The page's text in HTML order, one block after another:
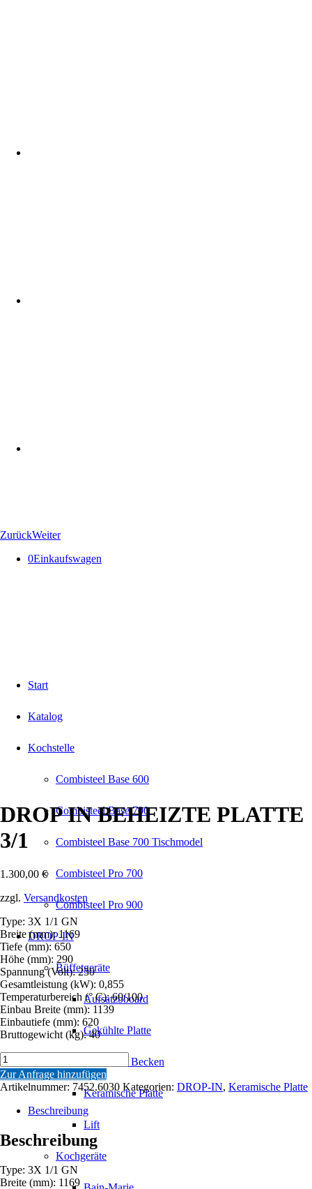
ZurückWeiter
0Einkaufswagen
Start
Katalog
Kochstelle
Combisteel Base 600
Combisteel Base 700
Combisteel Base 700 Tischmodel
Combisteel Pro 700
Combisteel Pro 900
DROP-IN
Büffetgeräte
Aufsatzbboard
Gekühlte Platte
Gekühltes Becken
Keramische Platte
Lift
Kochgeräte
DROP IN BEHEIZTE PLATTE
3/1
1.300,00 €
zzgl. Versandkosten
Type: 3X 1/1 GN
Breite (mm): 1169
Tiefe (mm): 650
Höhe (mm): 290
Spannung (Volt): 230
Gesamtleistung (kW): 0,855
Temperaturbereich (° C): 60/100
Einbau Breite (mm): 1139
Einbautiefe (mm): 620
Bruttogewicht (kg): 40
DROP
IN
BEHEIZTE
Zur Anfrage hinzufügen
Artikelnummer: 7452.6030 Kategorien: DROP-IN, Keramische Platte
Beschreibung
Beschreibung
Type: 3X 1/1 GN
Breite (mm): 1169